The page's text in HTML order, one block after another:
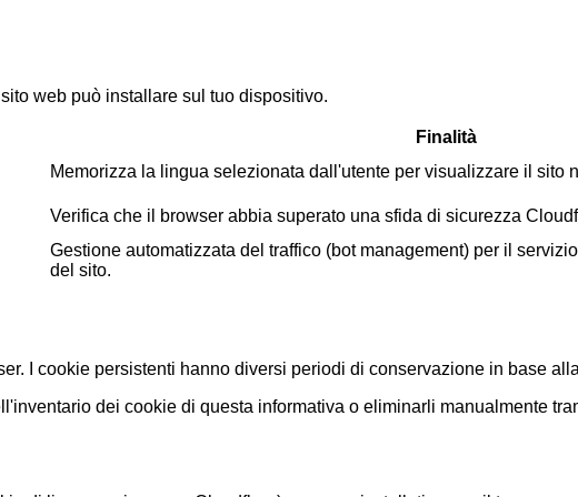
web può installare sul tuo dispositivo.
Finalità
Memorizza la lingua selezionata dall'utente per visualizzare il sito
Verifica che il browser abbia superato una sfida di sicurezza
Gestione automatizzata del traffico (bot management) per il
del sito.
I cookie persistenti hanno diversi periodi di conservazione in base
dei cookie di questa informativa o eliminarli manualmente